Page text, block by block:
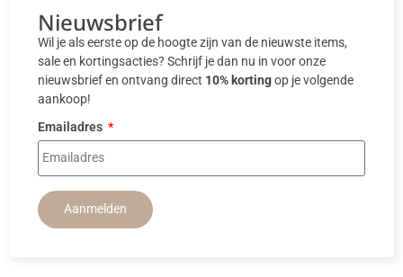
Nieuwsbrief
Wil je als eerste op de hoogte zijn van de nieuwste items,
sale en kortingsacties? Schrijf je dan nu in voor onze
nieuwsbrief en ontvang direct 10% kortingop je volgende
aankoop!
Emailadres
Aanmelden